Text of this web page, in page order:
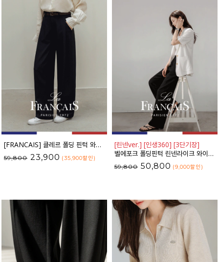
[FRANCAIS] 클레르 폴딩 핀턱 와이드 슬랙스_F6S221SL
59,800 23,900 (35,900할인 )
[린넨ver.] [인생360] [3단기장]
벨에포크 폴딩핀턱 린넨라이크 와이드 슬랙스_F6H470SL
59,800 50,800 (9,000할인 )